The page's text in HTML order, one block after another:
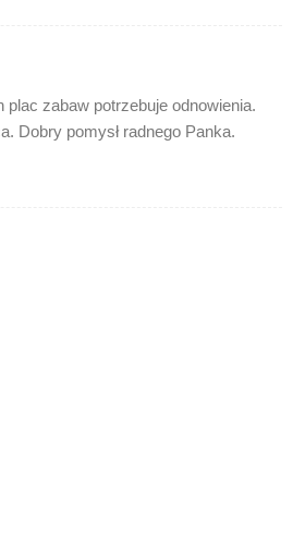
zabaw potrzebuje odnowienia.
Dobry pomysł radnego Panka.